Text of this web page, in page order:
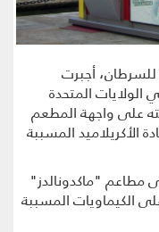
للسرطان، أجبرت
الولايات المتحدة
على واجهة المطعم
الأكريلاميد المسببة
مطاعم "ماكدونالدز"
الكيماويات المسببة